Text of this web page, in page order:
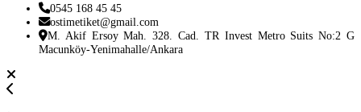
0545 168 45 45
ostimetiket@gmail.com
M. Akif Ersoy Mah. 328. Cad. TR Invest Metro Suits No:2 G
Macunköy-Yenimahalle/Ankara